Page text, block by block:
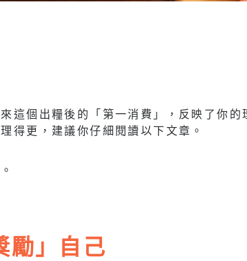
這個出糧後的「第一消費」，反映了你的
得更，建議你仔細閱讀以下文章。
勵」自己